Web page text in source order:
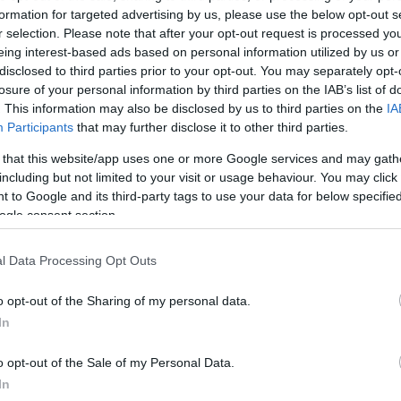
for targeted advertising by us, please use the below opt-out
selection. Please note that after your opt-out request is processed
interest-based ads based on personal information utilized by us
to third parties prior to your opt-out. You may separately
of your personal information by third parties on the IAB’s list of
This information may also be disclosed by us to third parties on the
Participants that may further disclose it to other third parties.
that this website/app uses one or more Google services and may
but not limited to your visit or usage behaviour. You may
to Google and its third-party tags to use your data for below
consent section.
Data Processing Opt Outs
opt-out of the Sharing of my personal data.
opt-out of the Sale of my Personal Data.
φύση του συμβάντος, η πατριαρχική απόφαση
με την οποία αντιμετωπίζεται η υπόθεση από
προς τον Μητροπολίτη Πτολεμαΐδος
συνελήφθη στην Αθήνα από την ομάδα
ότι επιδιδόταν σε άσεμνες πράξεις και
σε διερχόμενους πολίτες.
στοιχεία και τις αναφορές της αστυνομίας, το
στα Πετράλωνα της Αθήνας. Ο Μητροπολίτης
προκειμένου να αντιμετωπίσει τις κατηγορίες